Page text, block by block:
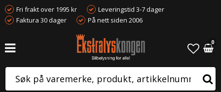
Fri frakt over 1995 kr
Leveringstid 3-7 dager
Faktura 30 dager
På nett siden 2006
0